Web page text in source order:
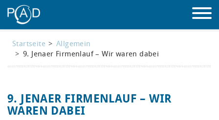
LEISTUNGEN
MASCHINENPARK
Startseite
Allgemein
9. Jenaer Firmenlauf – Wir waren dabei
9. JENAER FIRMENLAUF – WIR
WAREN DABEI